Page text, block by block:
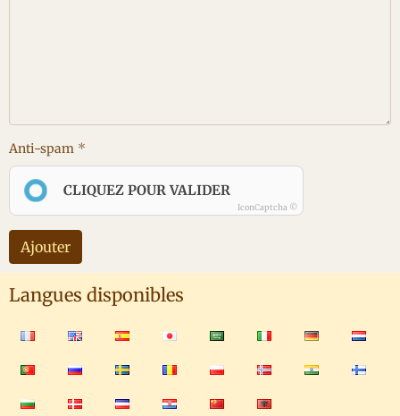
Anti-spam
CLIQUEZ POUR VALIDER
IconCaptcha ©
Ajouter
Langues disponibles